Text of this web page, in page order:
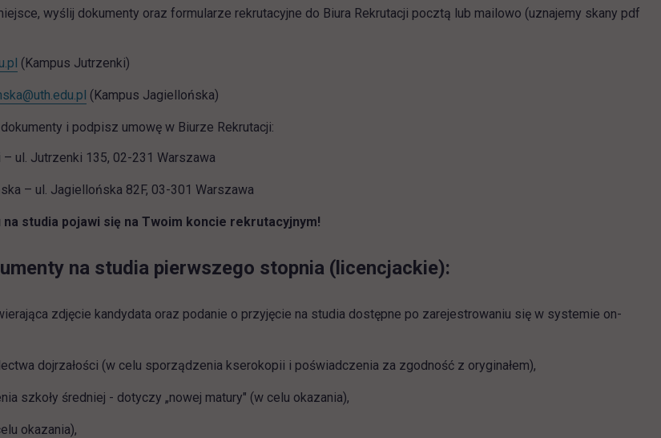
wyślij dokumenty oraz formularze rekrutacyjne do Biura Rekrutacji pocztą lub mailowo (uznajemy skany pdf
(Kampus Jutrzenki)
(Kampus Jagiellońska)
i podpisz umowę w Biurze Rekrutacji:
ul. Jutrzenki 135, 02-231 Warszawa
– ul. Jagiellońska 82F, 03-301 Warszawa
studia pojawi się na Twoim koncie rekrutacyjnym!
na studia pierwszego stopnia (licencjackie):
zdjęcie kandydata oraz podanie o przyjęcie na studia dostępne po zarejestrowaniu się w systemie on-
dojrzałości (w celu sporządzenia kserokopii i poświadczenia za zgodność z oryginałem),
szkoły średniej - dotyczy „nowej matury" (w celu okazania),
okazania),